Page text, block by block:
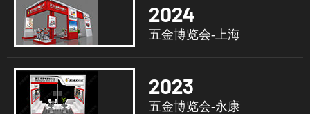
2024
五金博览会-上海
2023
五金博览会-永康